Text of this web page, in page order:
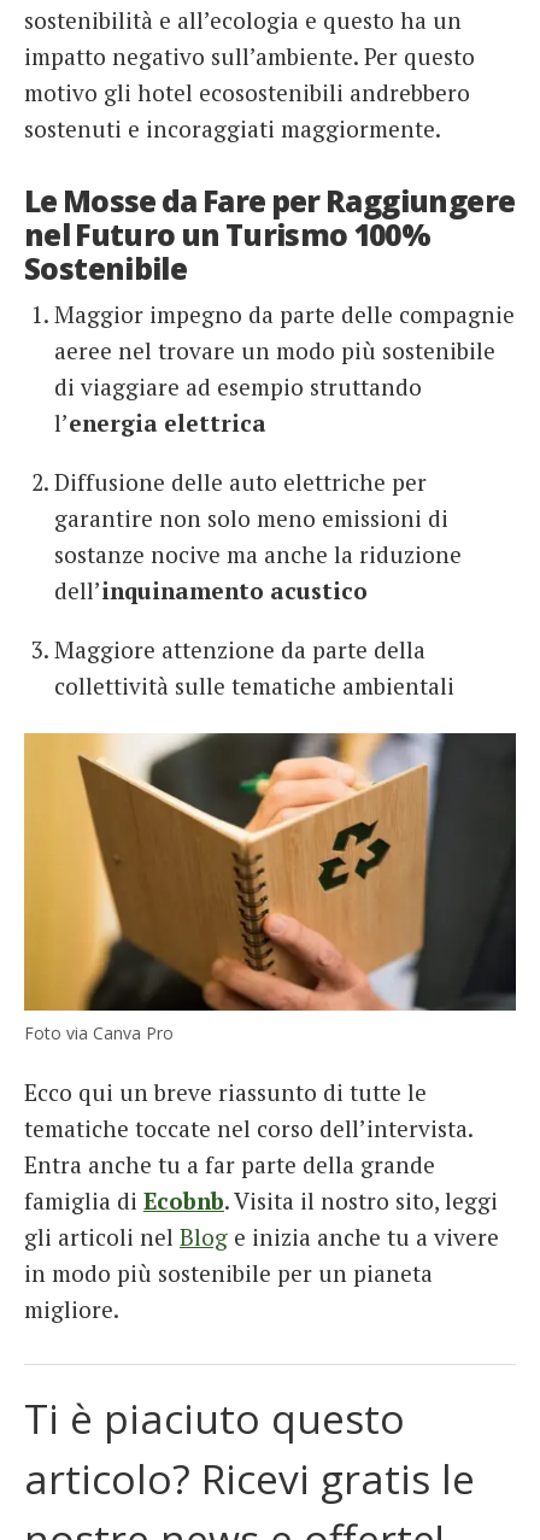
sostenibilità e all’ecologia e questo ha un
impatto negativo sull’ambiente. Per questo
motivo gli hotel ecosostenibili andrebbero
sostenuti e incoraggiati maggiormente.
Le Mosse da Fare per Raggiungere
nel Futuro un Turismo 100%
Sostenibile
Maggior impegno da parte delle compagnie
aeree nel trovare un modo più sostenibile
di viaggiare ad esempio struttando
l’energia elettrica
Diffusione delle auto elettriche per
garantire non solo meno emissioni di
sostanze nocive ma anche la riduzione
dell’inquinamento acustico
Maggiore attenzione da parte della
collettività sulle tematiche ambientali
Foto via Canva Pro
Ecco qui un breve riassunto di tutte le
tematiche toccate nel corso dell’intervista.
Entra anche tu a far parte della grande
famiglia di Ecobnb. Visita il nostro sito, leggi
gli articoli nel Blog e inizia anche tu a vivere
in modo più sostenibile per un pianeta
migliore.
Ti è piaciuto questo
articolo? Ricevi gratis le